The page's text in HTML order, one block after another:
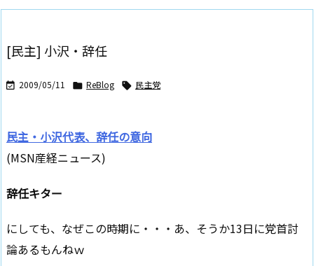
[民主] 小沢・辞任
 2009/05/11  ReBlog  民主党
民主・小沢代表、辞任の意向
(MSN産経ニュース)
辞任キター
にしても、なぜこの時期に・・・あ、そうか13日に党首討
論あるもんねｗ